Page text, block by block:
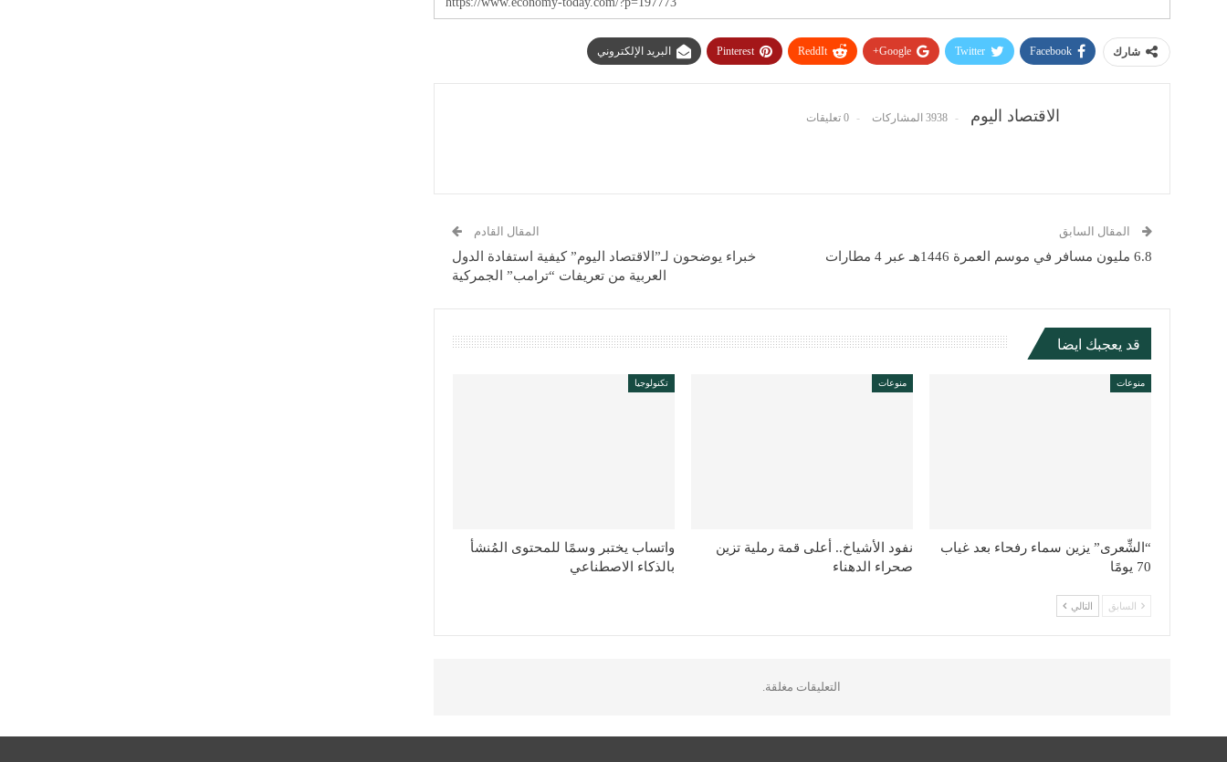
شارك Facebook
Twitter
Google+
ReddIt
Pinterest البريد الإلكتروني
الاقتصاد اليوم 3938 المشاركات 0 تعليقات
المقال السابق
6.8 مليون مسافر في موسم العمرة 1446هـ عبر 4 مطارات
المقال القادم
خبراء يوضحون لـ”الاقتصاد اليوم” كيفية استفادة الدول
العربية من تعريفات “ترامب” الجمركية
قد يعجبك ايضا
منوعات
“الشِّعرى” يزين سماء رفحاء بعد غياب
70 يومًا
منوعات
نفود الأشياخ.. أعلى قمة رملية تزين
صحراء الدهناء
تكنولوجيا
واتساب يختبر وسمًا للمحتوى المُنشأ
بالذكاء الاصطناعي
السابق التالي
التعليقات مغلقة.